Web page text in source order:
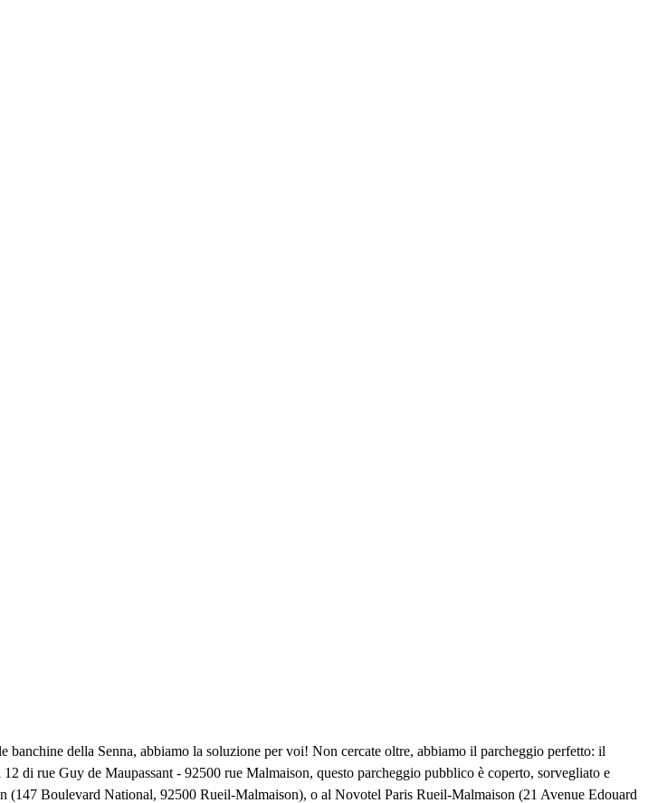
della Senna, abbiamo la soluzione per voi! Non cercate oltre, abbiamo il parcheggio perfetto: il
di rue Guy de Maupassant - 92500 rue Malmaison, questo parcheggio pubblico è coperto, sorvegliato e
(147 Boulevard National, 92500 Rueil-Malmaison), o al Novotel Paris Rueil-Malmaison (21 Avenue Edouard